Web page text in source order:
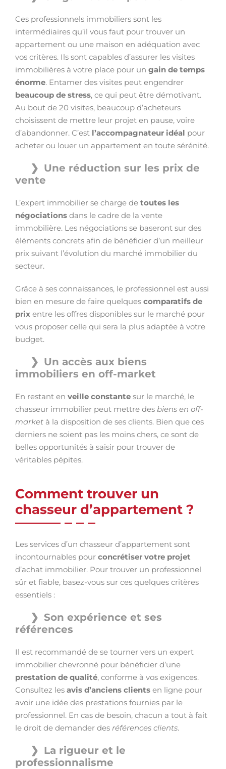
Ces professionnels immobiliers sont les
intermédiaires qu’il vous faut pour trouver un
appartement ou une maison en adéquation avec
vos critères. Ils sont capables d’assurer les visites
immobilières à votre place pour un gain de temps
énorme. Entamer des visites peut engendrer
beaucoup de stress, ce qui peut être démotivant.
Au bout de 20 visites, beaucoup d’acheteurs
choisissent de mettre leur projet en pause, voire
d’abandonner. C’est l’accompagnateur idéal pour
acheter ou louer un appartement en toute sérénité.
Une réduction sur les prix de
vente
L’expert immobilier se charge de toutes les
négociations dans le cadre de la vente
immobilière. Les négociations se baseront sur des
éléments concrets afin de bénéficier d’un meilleur
prix suivant l’évolution du marché immobilier du
secteur.
Grâce à ses connaissances, le professionnel est aussi
bien en mesure de faire quelques comparatifs de
prix entre les offres disponibles sur le marché pour
vous proposer celle qui sera la plus adaptée à votre
budget.
Un accès aux biens
immobiliers en off-market
En restant en veille constante sur le marché, le
chasseur immobilier peut mettre des biens en off-
market à la disposition de ses clients. Bien que ces
derniers ne soient pas les moins chers, ce sont de
belles opportunités à saisir pour trouver de
véritables pépites.
Comment trouver un
chasseur d’appartement ?
Les services d’un chasseur d’appartement sont
incontournables pour concrétiser votre projet
d’achat immobilier. Pour trouver un professionnel
sûr et fiable, basez-vous sur ces quelques critères
essentiels :
Son expérience et ses
références
Il est recommandé de se tourner vers un expert
immobilier chevronné pour bénéficier d’une
prestation de qualité, conforme à vos exigences.
Consultez les avis d’anciens clients en ligne pour
avoir une idée des prestations fournies par le
professionnel. En cas de besoin, chacun a tout à fait
le droit de demander des références clients.
La rigueur et le
professionnalisme